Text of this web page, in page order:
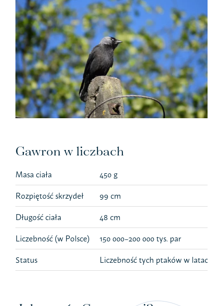
Gawron w liczbach
Masa ciała 450 g
Rozpiętość skrzydeł 99 cm
Długość ciała 48 cm
Liczebność (w Polsce) 150 000–200 000 tys. par
Status Liczebność tych ptaków w latach